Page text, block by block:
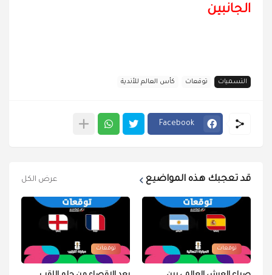
الجانبين
التسميات توقعات كأس العالم للأندية
Facebook
قد تعجبك هذه المواضيع عرض الكل
توقعات توقعات